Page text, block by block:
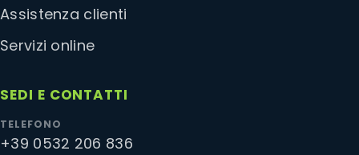
Assistenza clienti
Servizi online
SEDI E CONTATTI
TELEFONO
+39 0532 206 836